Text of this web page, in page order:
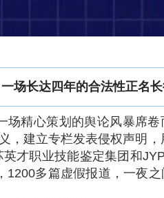
场长达四年的合法性正名
场精心策划的舆论风暴席
，建立专栏发表侵权声明
英才职业技能鉴定集团和
1200多篇虚假报道，一夜